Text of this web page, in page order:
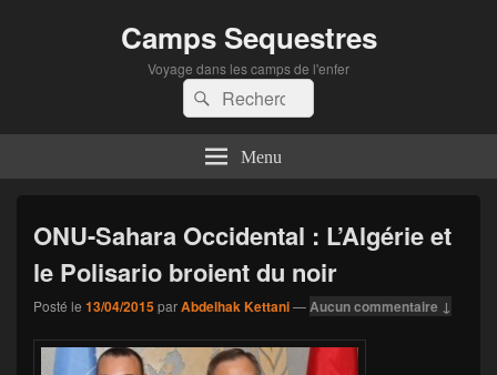
Camps Sequestres
Voyage dans les camps de l'enfer
Recherche :
Rechercher
Menu
ONU-Sahara Occidental : L’Algérie et
le Polisario broient du noir
Posté le 13/04/2015parAbdelhak Kettani—Aucun commentaire ↓